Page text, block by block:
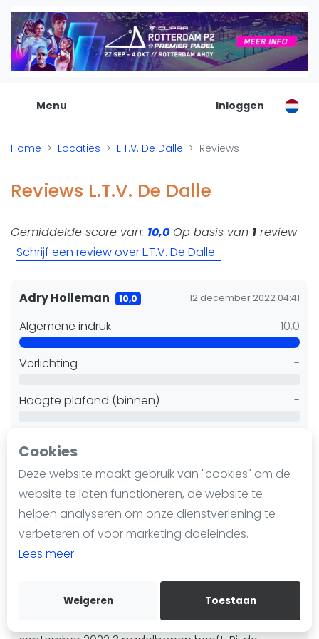
Cookies
Deze website maakt gebruik van "cookies" om de
website te laten functioneren, de website te
helpen analyseren om onze dienstverlening te
verbeteren of voor marketing doeleindes.
Lees meer
Weigeren Toestaan
Menu
De Padel Gids
Alle padel locaties
Padelwinkels
Organisatie
Banenbouwers
Reserveringssystemen
Toevoegen data
Laatste updates
Forum
Nieuws
Blog artikelen
Vragen over padel
Informatie
Over ons
Contact
Adverteren
Insights
WhatsApp
Join WhatsApp Community
Inloggen
Home Locaties L.T.V. De Dalle Reviews
Reviews L.T.V. De Dalle
Gemiddelde score van: 10,0 Op basis van 1 review
Schrijf een review over L.T.V. De Dalle
Adry Holleman 10,0 12 december 2022 04:41
Algemene indruk 10,0
Verlichting -
Hoogte plafond (binnen) -
Faciliteiten
Gastvrijheid
Reserveren
-
LTV de Dalle is een tennisvereniging die sinds